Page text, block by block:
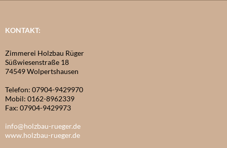
KONTAKT:
Zimmerei Holzbau Rüger
Süßwiesenstraße 18
74549 Wolpertshausen
Telefon: 07904-9429970
Mobil: 0162-8962339
Fax: 07904-9429973
info@holzbau-rueger.de
www.holzbau-rueger.de